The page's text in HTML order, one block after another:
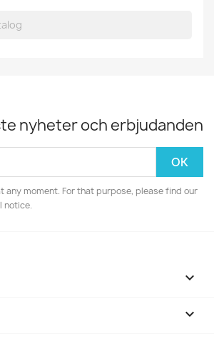
nyheter och erbjudanden
any moment. For that purpose, please find our
notice.

